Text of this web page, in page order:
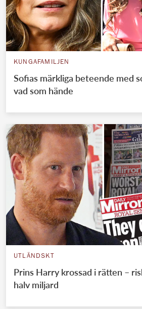
KUNGAFAMILJEN
Sofias märkliga beteende med
vad som hände
UTLÄNDSKT
Prins Harry krossad i rätten –
halv miljard